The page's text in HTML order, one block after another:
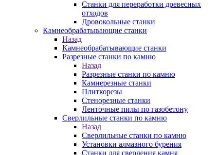
Станки для переработки древесных
отходов
Дровокольные станки
Камнеобрабатывающие станки
Назад
Камнеобрабатывающие станки
Разрезные станки по камню
Назад
Разрезные станки по камню
Камнерезные станки
Плиткорезы
Стенорезные станки
Ленточные пилы по газобетону
Сверлильные станки по камню
Назад
Сверлильные станки по камню
Установки алмазного бурения
Станки для сверления камня